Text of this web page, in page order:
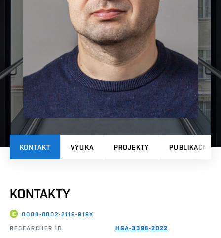
KONTAKT VÝUKA PROJEKTY PUBLIKAČNÍ
KONTAKTY
0000-0002-2119-919X
RESEARCHER ID HGA-3396-2022